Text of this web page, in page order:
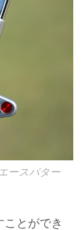
ースパター
ことができ